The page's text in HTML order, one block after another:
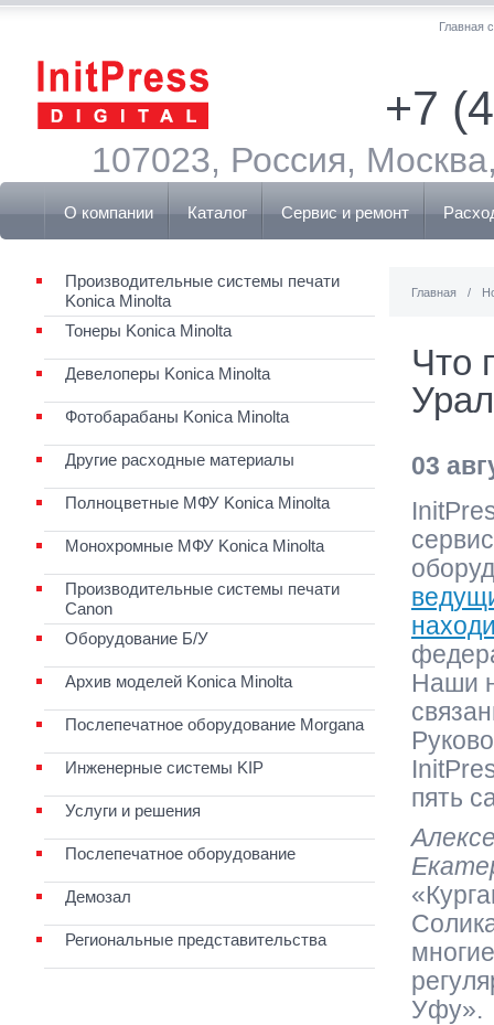
Главная
+7
107023, Россия,
О компании Каталог Сервис и ремонт
Главная /
Что
03
Наши
пять
Уфу».
Производительные системы печати
Konica Minolta
Тонеры Konica Minolta
Девелоперы Konica Minolta
Фотобарабаны Konica Minolta
Другие расходные материалы
Полноцветные МФУ Konica Minolta
Монохромные МФУ Konica Minolta
Производительные системы печати
Canon
Оборудование Б/У
Архив моделей Konica Minolta
Послепечатное оборудование Morgana
Инженерные системы KIP
Услуги и решения
Послепечатное оборудование
Демозал
Региональные представительства